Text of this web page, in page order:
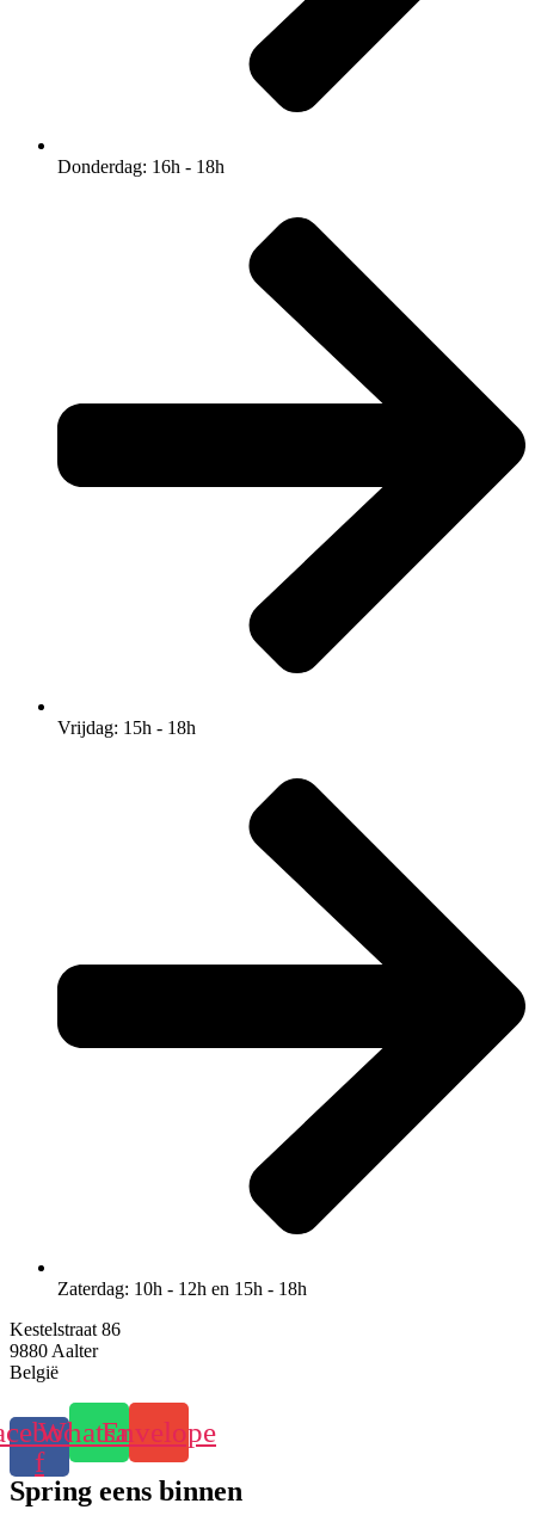
Donderdag: 16h - 18h
Vrijdag: 15h - 18h
Zaterdag: 10h - 12h en 15h - 18h
Kestelstraat 86
9880 Aalter
België
f
WhatsappEnvelope
Spring eens binnen